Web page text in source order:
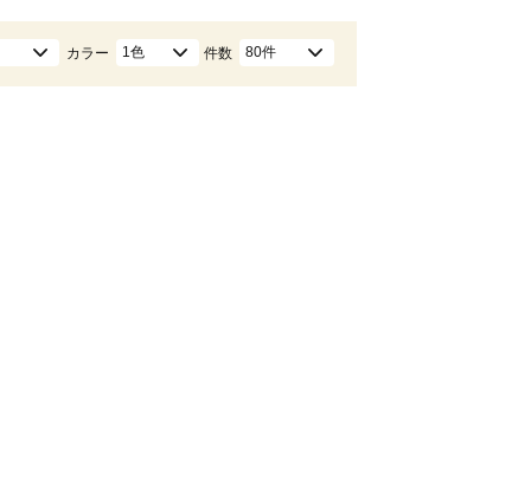
カラー 1色 件数 80件